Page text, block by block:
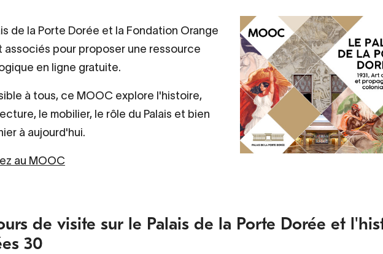
de la Porte Dorée et la Fondation Orange
associés pour proposer une ressource
en ligne gratuite.
à tous, ce MOOC explore l'histoire,
le mobilier, le rôle du Palais et bien
à aujourd'hui.
au MOOC
de visite sur le Palais de la Porte Dorée et
30